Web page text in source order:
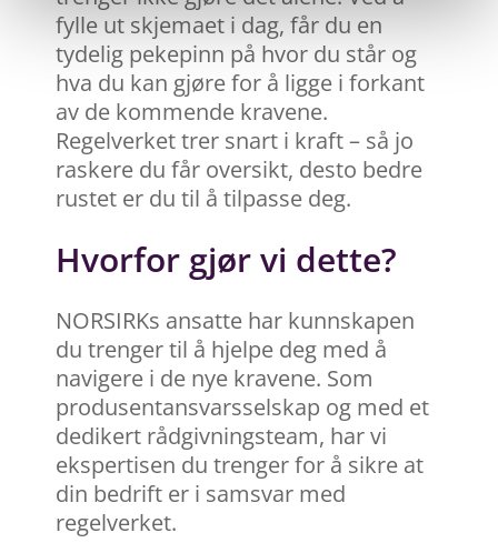
fylle ut skjemaet i dag, får du en
tydelig pekepinn på hvor du står og
hva du kan gjøre for å ligge i forkant
av de kommende kravene.
Regelverket trer snart i kraft – så jo
raskere du får oversikt, desto bedre
rustet er du til å tilpasse deg.
Hvorfor gjør vi dette?
NORSIRKs ansatte har kunnskapen
du trenger til å hjelpe deg med å
navigere i de nye kravene. Som
produsentansvarsselskap og med et
dedikert rådgivningsteam, har vi
ekspertisen du trenger for å sikre at
din bedrift er i samsvar med
regelverket.